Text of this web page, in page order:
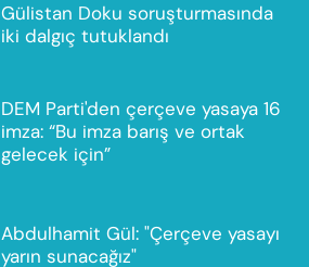
Gülistan Doku soruşturmasında
iki dalgıç tutuklandı
DEM Parti'den çerçeve yasaya 16
imza: “Bu imza barış ve ortak
gelecek için”
Abdulhamit Gül: "Çerçeve yasayı
yarın sunacağız"